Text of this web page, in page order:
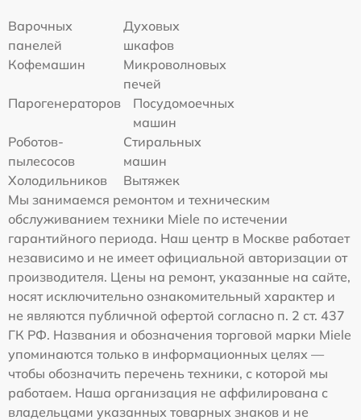
Варочных
панелей
Духовых
шкафов
Кофемашин
Микроволновых
печей
Парогенераторов
Посудомоечных
машин
Роботов-
пылесосов
Стиральных
машин
Холодильников
Вытяжек
Мы занимаемся ремонтом и техническим
обслуживанием техники Miele по истечении
гарантийного периода. Наш центр в Москве работает
независимо и не имеет официальной авторизации от
производителя. Цены на ремонт, указанные на сайте,
носят исключительно ознакомительный характер и
не являются публичной офертой согласно п. 2 ст. 437
ГК РФ. Названия и обозначения торговой марки Miele
упоминаются только в информационных целях —
чтобы обозначить перечень техники, с которой мы
работаем. Наша организация не аффилирована с
владельцами указанных товарных знаков и не